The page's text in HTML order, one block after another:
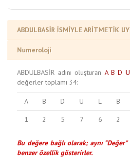
ABDULBASİR İSMİYLE ARİTMETİK
Numeroloji
ABDULBASİR adını oluşturan A B D U
değerler toplamı 34:
A B D U L B
1 2 5 7 6 2
Bu değere bağlı olarak; aynı
benzer özellik gösterirler.